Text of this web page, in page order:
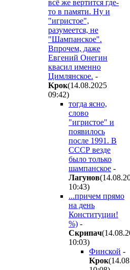
всё же вертится где-
то в памяти. Ну и
"игристое",
разумеется, не
"Шампанское".
Впрочем, даже
Евгений Онегин
квасил именно
Цимлянское. -
Kpoк(14.08.2025
09:42)
тогда ясно,
слово
"игристое" и
появилось
после 1991. В
СССР везде
было только
шампанское -
Лaгyнoв
10:43)
...причем прямо
на день
Конституции!
%) -
Cкpипaч
10:03)
Финской -
Kpoк